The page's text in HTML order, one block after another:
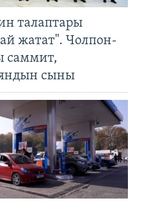
талаптары
жатат". Чолпон-
саммит,
сыны